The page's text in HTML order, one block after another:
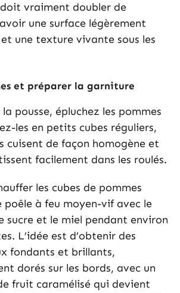
vraiment doubler de
une surface légèrement
une texture vivante sous les
et préparer la garniture
pousse, épluchez les pommes
les en petits cubes réguliers,
cuisent de façon homogène et
facilement dans les roulés.
les cubes de pommes
poêle à feu moyen-vif avec le
sucre et le miel pendant environ
L’idée est d’obtenir des
fondants et brillants,
dorés sur les bords, avec un
fruit caramélisé qui devient